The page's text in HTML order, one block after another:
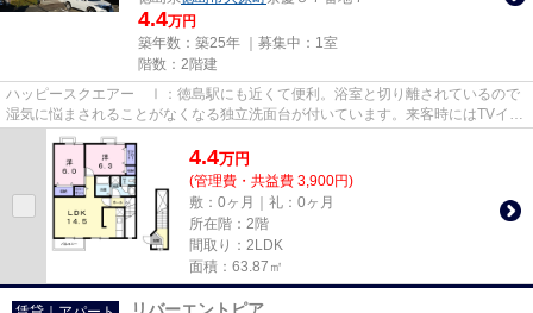
4.4万円
築年数：築25年 ｜募集中： 1室
階数：2階建
ハッピースクエアー Ⅰ：徳島駅にも近くて便利。浴室と切り離されているので
湿気に悩まされることがなくなる独立洗面台が付いています。来客時にはTVイン
ターホンで訪問者の顔を確認す...
4.4万円
(管理費・共益費 3,900円)
敷：0ヶ月｜礼：0ヶ月
所在階：2階
間取り：2LDK
面積：63.87㎡